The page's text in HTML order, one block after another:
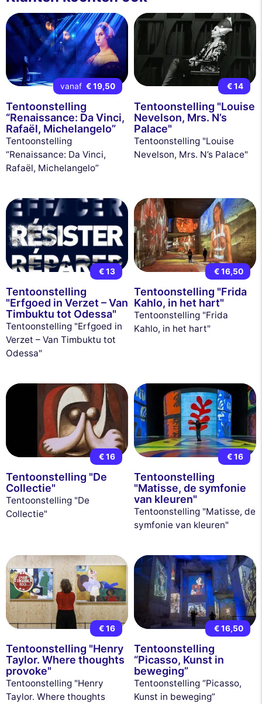
vanaf € 19,50
Tentoonstelling
“Renaissance: Da Vinci,
Rafaël, Michelangelo”
Tentoonstelling
“Renaissance: Da Vinci,
Rafaël, Michelangelo”
€ 14
Tentoonstelling "Louise
Nevelson, Mrs. N’s
Palace"
Tentoonstelling "Louise
Nevelson, Mrs. N’s Palace"
€ 13
Tentoonstelling
"Erfgoed in Verzet – Van
Timbuktu tot Odessa"
Tentoonstelling "Erfgoed in
Verzet – Van Timbuktu tot
Odessa"
€ 16,50
Tentoonstelling "Frida
Kahlo, in het hart"
Tentoonstelling "Frida
Kahlo, in het hart"
€ 16
Tentoonstelling "De
Collectie"
Tentoonstelling "De
Collectie"
€ 16
Tentoonstelling
"Matisse, de symfonie
van kleuren"
Tentoonstelling "Matisse, de
symfonie van kleuren"
€ 16
Tentoonstelling "Henry
Taylor. Where thoughts
provoke"
Tentoonstelling "Henry
Taylor. Where thoughts
€ 16,50
Tentoonstelling
“Picasso, Kunst in
beweging”
Tentoonstelling “Picasso,
Kunst in beweging”